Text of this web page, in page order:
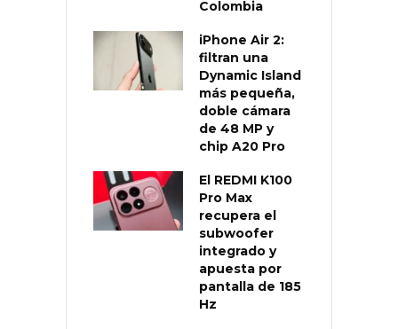
Colombia
iPhone Air 2:
filtran una
Dynamic Island
más pequeña,
doble cámara
de 48 MP y
chip A20 Pro
El REDMI K100
Pro Max
recupera el
subwoofer
integrado y
apuesta por
pantalla de 185
Hz